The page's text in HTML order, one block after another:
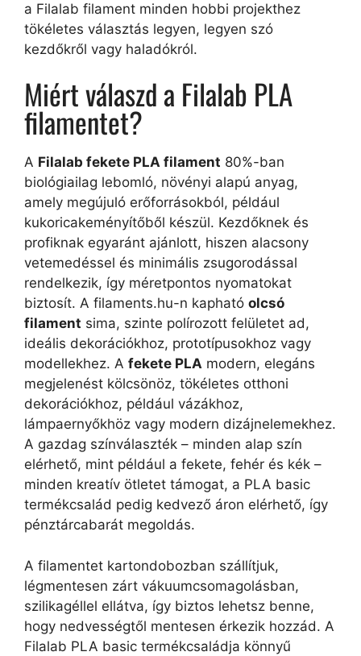
a Filalab filament minden hobbi projekthez
tökéletes választás legyen, legyen szó
kezdőkről vagy haladókról.
Miért válaszd a Filalab PLA
filamentet?
A Filalab fekete PLA filament 80%-ban
biológiailag lebomló, növényi alapú anyag,
amely megújuló erőforrásokból, például
kukoricakeményítőből készül. Kezdőknek és
profiknak egyaránt ajánlott, hiszen alacsony
vetemedéssel és minimális zsugorodással
rendelkezik, így méretpontos nyomatokat
biztosít. A filaments.hu-n kapható olcsó
filament sima, szinte polírozott felületet ad,
ideális dekorációkhoz, prototípusokhoz vagy
modellekhez. A fekete PLA modern, elegáns
megjelenést kölcsönöz, tökéletes otthoni
dekorációkhoz, például vázákhoz,
lámpaernyőkhöz vagy modern dizájnelemekhez.
A gazdag színválaszték – minden alap szín
elérhető, mint például a fekete, fehér és kék –
minden kreatív ötletet támogat, a PLA basic
termékcsalád pedig kedvező áron elérhető, így
pénztárcabarát megoldás.
A filamentet kartondobozban szállítjuk,
légmentesen zárt vákuumcsomagolásban,
szilikagéllel ellátva, így biztos lehetsz benne,
hogy nedvességtől mentesen érkezik hozzád. A
Filalab PLA basic termékcsaládja könnyű